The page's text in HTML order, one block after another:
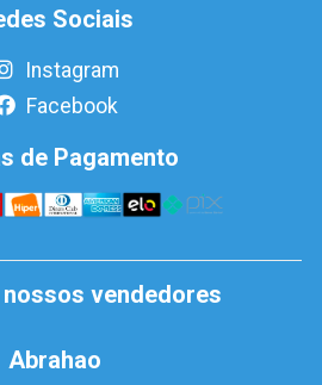
Sociais
Instagram
Facebook
de Pagamento
vendedores
Abrahao